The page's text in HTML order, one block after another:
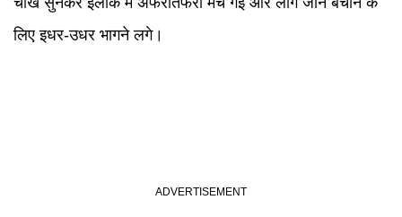
लिए इधर-उधर भागने लगे।